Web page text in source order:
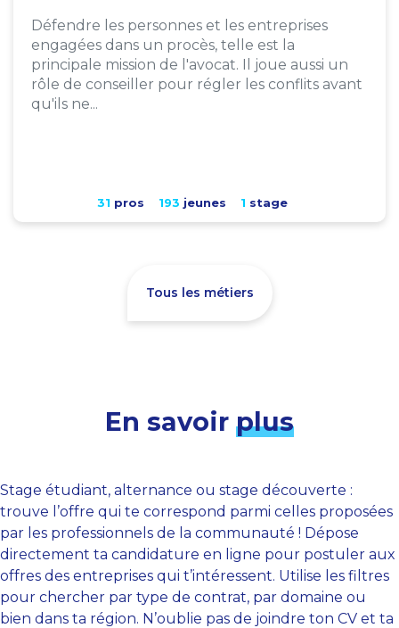
Défendre les personnes et les entreprises
engagées dans un procès, telle est la
principale mission de l'avocat. Il joue aussi un
rôle de conseiller pour régler les conflits avant
qu'ils ne...
31 pros 193 jeunes 1 stage
Tous les métiers
En savoir plus
Stage étudiant, alternance ou stage découverte :
trouve l’offre qui te correspond parmi celles proposées
par les professionnels de la communauté ! Dépose
directement ta candidature en ligne pour postuler aux
offres des entreprises qui t’intéressent. Utilise les filtres
pour chercher par type de contrat, par domaine ou
bien dans ta région. N’oublie pas de joindre ton CV et ta